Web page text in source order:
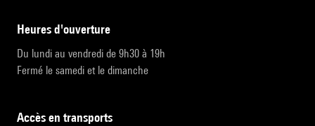
heures d'ouverture
Du lundi au vendredi de 9h30 à 19h
Fermé le samedi et le dimanche
accès en transports